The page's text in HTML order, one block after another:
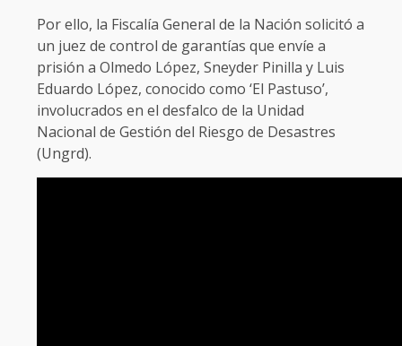
Por ello, la Fiscalía General de la Nación solicitó a
un juez de control de garantías que envíe a
prisión a Olmedo López, Sneyder Pinilla y Luis
Eduardo López, conocido como ‘El Pastuso’,
involucrados en el desfalco de la Unidad
Nacional de Gestión del Riesgo de Desastres
(Ungrd).